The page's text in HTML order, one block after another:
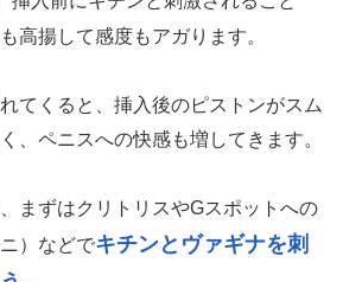
、挿入前の前戯は大事なポイントで
したい」と思いがちですが、女性の
。挿入前にキチンと刺激されること